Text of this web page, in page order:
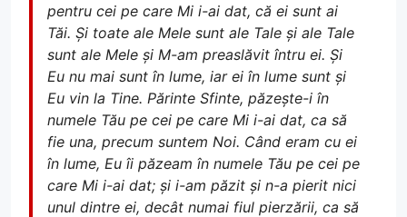
pentru cei pe care Mi i-ai dat, că ei sunt ai
Tăi. Și toate ale Mele sunt ale Tale și ale Tale
sunt ale Mele și M-am preaslăvit întru ei. Și
Eu nu mai sunt în lume, iar ei în lume sunt și
Eu vin la Tine. Părinte Sfinte, păzește-i în
numele Tău pe cei pe care Mi i-ai dat, ca să
fie una, precum suntem Noi. Când eram cu ei
în lume, Eu îi păzeam în numele Tău pe cei pe
care Mi i-ai dat; și i-am păzit și n-a pierit nici
unul dintre ei, decât numai fiul pierzării, ca să